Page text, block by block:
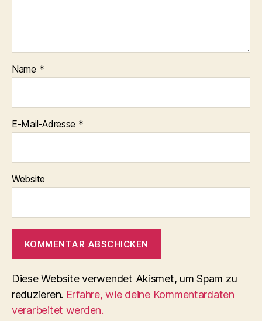
Name *
E-Mail-Adresse *
Website
Diese Website verwendet Akismet, um Spam zu
reduzieren. Erfahre, wie deine Kommentardaten
verarbeitet werden.